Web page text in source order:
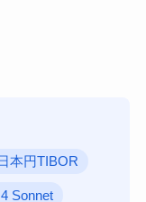
日本円TIBOR
Sonnet